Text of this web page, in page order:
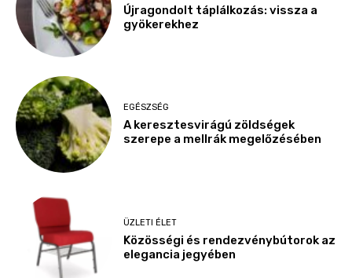
Újragondolt táplálkozás: vissza a
gyökerekhez
EGÉSZSÉG
A keresztesvirágú zöldségek
szerepe a mellrák megelőzésében
ÜZLETI ÉLET
Közösségi és rendezvénybútorok az
elegancia jegyében